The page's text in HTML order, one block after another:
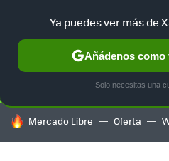
SELECCIÓN GAMING HOME
HOY SE HABLA DE
Mercado Libre Oferta
Ya puedes ver más de
Añádenos
Solo necesitas una